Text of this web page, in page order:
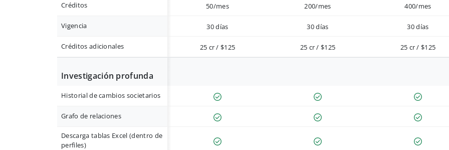
Créditos 50/mes 200/mes 400/mes
Vigencia 30 días 30 días 30 días
Créditos adicionales 25 cr / $125 25 cr / $125 25 cr / $125
Investigación profunda
Historial de cambios societarios
Grafo de relaciones
Descarga tablas Excel (dentro de
perfiles)